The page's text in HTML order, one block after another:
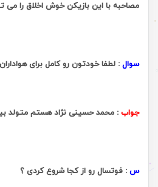
مصاحبه با این بازیکن خوش اخلاق را می
سوال : لطفا خودتون رو کامل برای
جواب : محمد حسینی نژاد هستم متولد
س : فوتسال رو از کجا شروع کردی ؟